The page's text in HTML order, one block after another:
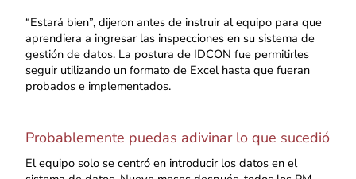
“Estará bien”, dijeron antes de instruir al equipo para que
aprendiera a ingresar las inspecciones en su sistema de
gestión de datos. La postura de IDCON fue permitirles
seguir utilizando un formato de Excel hasta que fueran
probados e implementados.
Probablemente puedas adivinar lo que sucedió
El equipo solo se centró en introducir los datos en el